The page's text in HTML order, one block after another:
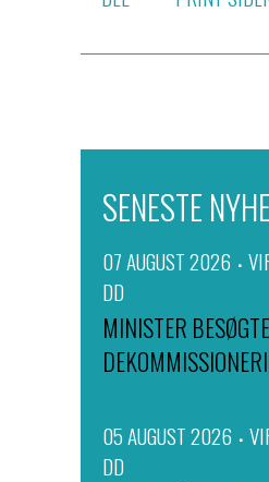
SENESTE
07 AUGUST 2026
DD
MINISTER
05 AUGUST 2026
DD